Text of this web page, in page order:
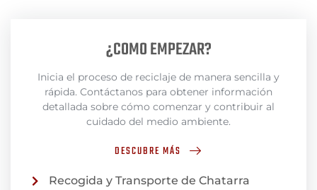
¿COMO EMPEZAR?
Inicia el proceso de reciclaje de manera sencilla y
rápida. Contáctanos para obtener información
detallada sobre cómo comenzar y contribuir al
cuidado del medio ambiente.
DESCUBRE MÁS
Recogida y Transporte de Chatarra